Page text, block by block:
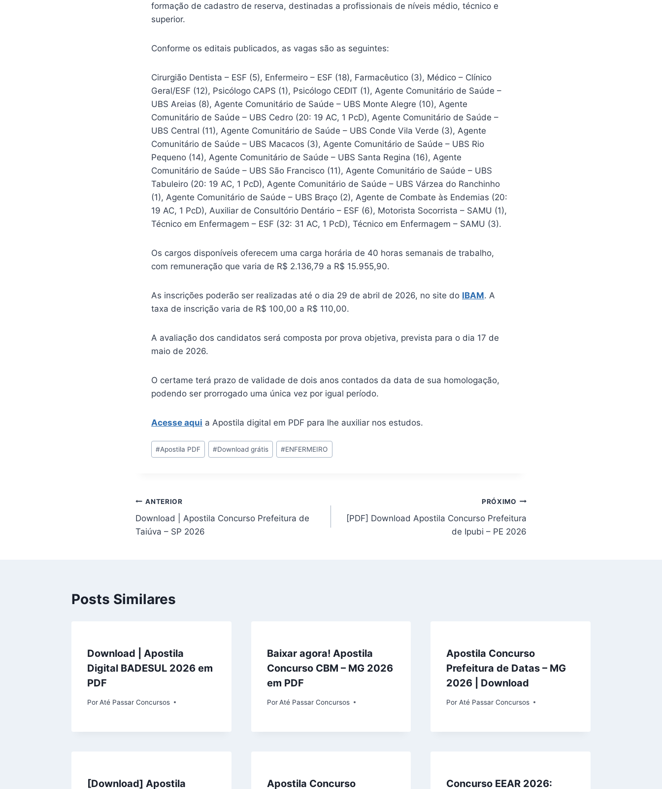
formação de cadastro de reserva, destinadas a profissionais de níveis médio, técnico e
superior.
Conforme os editais publicados, as vagas são as seguintes:
Cirurgião Dentista – ESF (5), Enfermeiro – ESF (18), Farmacêutico (3), Médico – Clínico
Geral/ESF (12), Psicólogo CAPS (1), Psicólogo CEDIT (1), Agente Comunitário de Saúde –
UBS Areias (8), Agente Comunitário de Saúde – UBS Monte Alegre (10), Agente
Comunitário de Saúde – UBS Cedro (20: 19 AC, 1 PcD), Agente Comunitário de Saúde –
UBS Central (11), Agente Comunitário de Saúde – UBS Conde Vila Verde (3), Agente
Comunitário de Saúde – UBS Macacos (3), Agente Comunitário de Saúde – UBS Rio
Pequeno (14), Agente Comunitário de Saúde – UBS Santa Regina (16), Agente
Comunitário de Saúde – UBS São Francisco (11), Agente Comunitário de Saúde – UBS
Tabuleiro (20: 19 AC, 1 PcD), Agente Comunitário de Saúde – UBS Várzea do Ranchinho
(1), Agente Comunitário de Saúde – UBS Braço (2), Agente de Combate às Endemias (20:
19 AC, 1 PcD), Auxiliar de Consultório Dentário – ESF (6), Motorista Socorrista – SAMU (1),
Técnico em Enfermagem – ESF (32: 31 AC, 1 PcD), Técnico em Enfermagem – SAMU (3).
Os cargos disponíveis oferecem uma carga horária de 40 horas semanais de trabalho,
com remuneração que varia de R$ 2.136,79 a R$ 15.955,90.
As inscrições poderão ser realizadas até o dia 29 de abril de 2026, no site do IBAM. A
taxa de inscrição varia de R$ 100,00 a R$ 110,00.
A avaliação dos candidatos será composta por prova objetiva, prevista para o dia 17 de
maio de 2026.
O certame terá prazo de validade de dois anos contados da data de sua homologação,
podendo ser prorrogado uma única vez por igual período.
Acesse aqui a Apostila digital em PDF para lhe auxiliar nos estudos.
Tags
do
#Apostila PDF #Download grátis #ENFERMEIRO
Navegação
de
ANTERIOR
Download | Apostila Concurso Prefeitura de
Taiúva – SP 2026
PRÓXIMO
[PDF] Download Apostila Concurso Prefeitura
de Ipubi – PE 2026
Posts Similares
Download | Apostila
Digital BADESUL 2026 em
PDF
PorAté Passar Concursos
Baixar agora! Apostila
Concurso CBM – MG 2026
em PDF
Por Até Passar Concursos
Apostila Concurso
Prefeitura de Datas – MG
2026 | Download
Por Até Passar Concursos
[Download] Apostila Apostila Concurso Concurso EEAR 2026: